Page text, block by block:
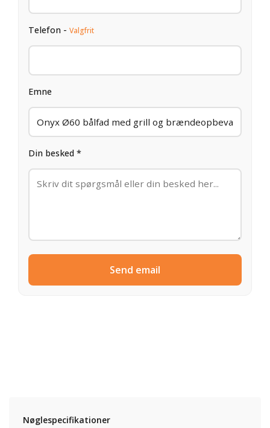
Telefon - Valgfrit
Emne
Din besked *
Send email
Nøglespecifikationer